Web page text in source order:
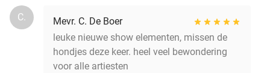
C.
Mevr. C. De Boer
leuke nieuwe show elementen, missen de
hondjes deze keer. heel veel bewondering
voor alle artiesten